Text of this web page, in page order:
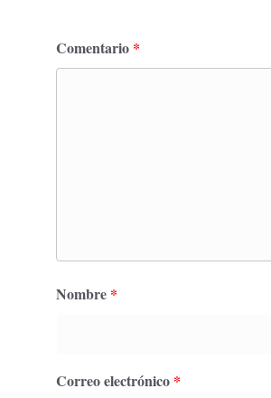
Comentario *
Nombre *
Correo electrónico *